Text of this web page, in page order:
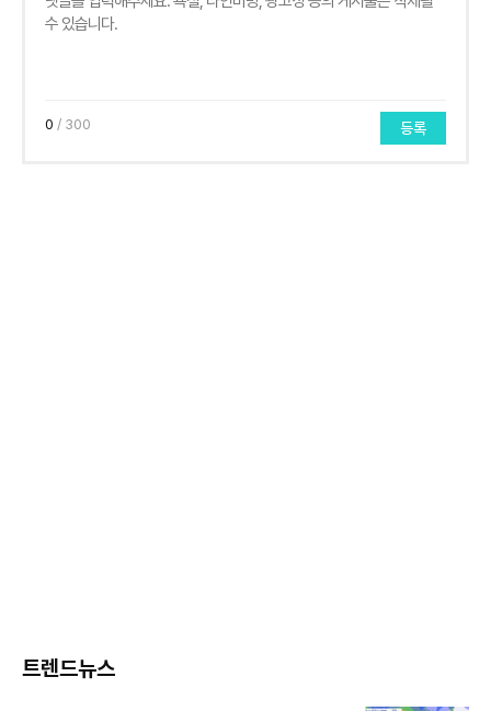
0 / 300 등록
트렌드뉴스